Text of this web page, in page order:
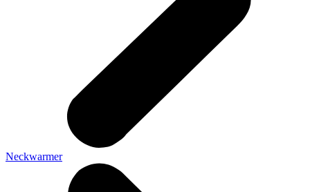
Neckwarmer